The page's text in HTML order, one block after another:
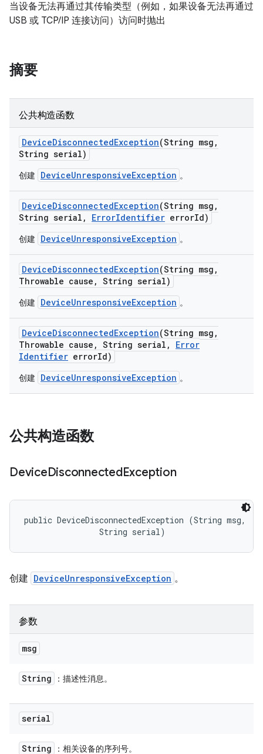
当设备无法再通过其传输类型（例如，如果设备无法再通过
USB 或 TCP/IP 连接访问）访问时抛出
摘要
公共构造函数
DeviceDisconnectedException(String msg ,
String serial)
创建 DeviceUnresponsiveException 。
DeviceDisconnectedException(String msg ,
String serial , ErrorIdentifier errorId)
创建 DeviceUnresponsiveException 。
DeviceDisconnectedException(String msg ,
Throwable cause , String serial)
创建 DeviceUnresponsiveException 。
DeviceDisconnectedException(String msg ,
Throwable cause , String serial ,
Error
Identifier errorId)
创建 DeviceUnresponsiveException 。
公共构造函数
DeviceDisconnectedException
public DeviceDisconnectedException (String msg,
                String serial)
创建 DeviceUnresponsiveException 。
参数
msg
String ：描述性消息。
serial
String ：相关设备的序列号。